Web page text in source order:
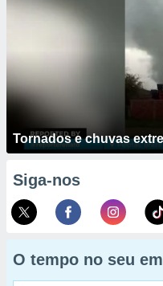
Tornados e chuvas
Siga-nos
O tempo no seu